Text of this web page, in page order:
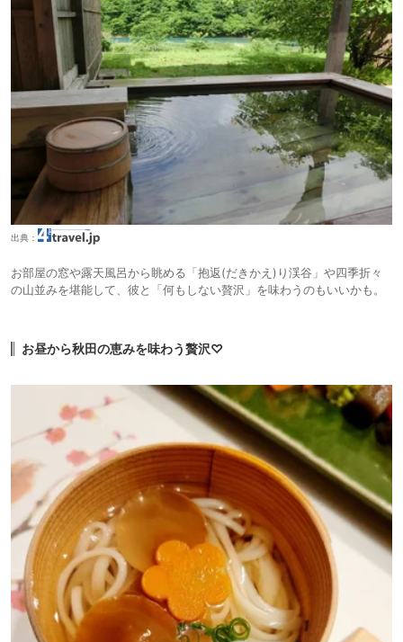
出典：
お部屋の窓や露天風呂から眺める「抱返(だきかえ)り渓谷」や四季折々
の山並みを堪能して、彼と「何もしない贅沢」を味わうのもいいかも。
お昼から秋田の恵みを味わう贅沢♡